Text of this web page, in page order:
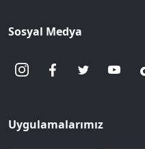
Sosyal Medya
Uygulamalarımız